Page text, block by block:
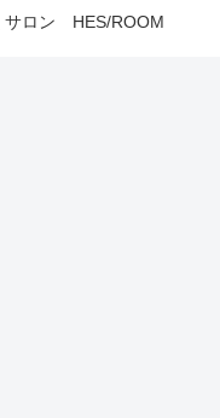
サロン HES/ROOM